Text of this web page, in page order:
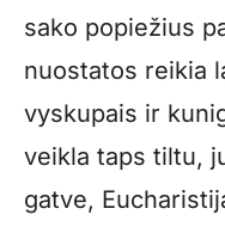
sako popiežius
nuostatos reikia
vyskupais ir
veikla taps tiltu,
gatve,